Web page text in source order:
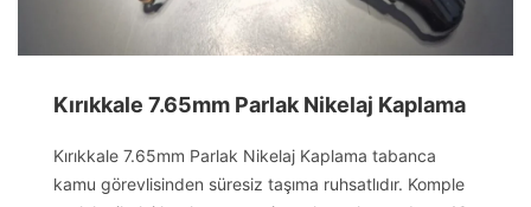
Kırıkkale 7.65mm Parlak Nikelaj Kaplama
Kırıkkale 7.65mm Parlak Nikelaj Kaplama tabanca
kamu görevlisinden süresiz taşıma ruhsatlıdır. Komple